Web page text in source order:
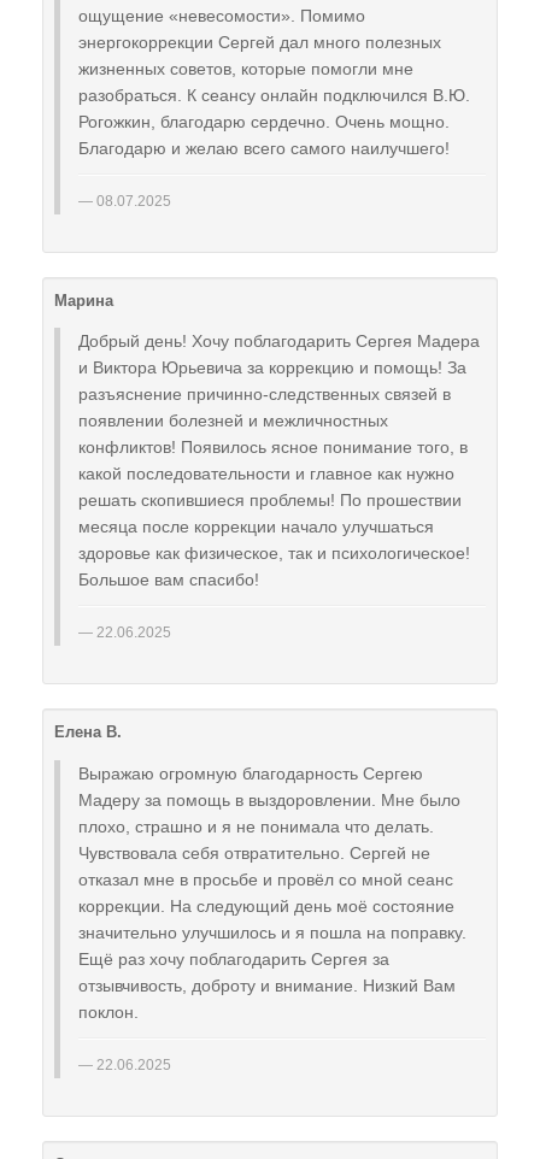
ощущение «невесомости». Помимо
энергокоррекции Сергей дал много полезных
жизненных советов, которые помогли мне
разобраться. К сеансу онлайн подключился В.Ю.
Рогожкин, благодарю сердечно. Очень мощно.
Благодарю и желаю всего самого наилучшего!
08.07.2025
Марина
Добрый день! Хочу поблагодарить Сергея Мадера
и Виктора Юрьевича за коррекцию и помощь! За
разъяснение причинно-следственных связей в
появлении болезней и межличностных
конфликтов! Появилось ясное понимание того, в
какой последовательности и главное как нужно
решать скопившиеся проблемы! По прошествии
месяца после коррекции начало улучшаться
здоровье как физическое, так и психологическое!
Большое вам спасибо!
22.06.2025
Елена В.
Выражаю огромную благодарность Сергею
Мадеру за помощь в выздоровлении. Мне было
плохо, страшно и я не понимала что делать.
Чувствовала себя отвратительно. Сергей не
отказал мне в просьбе и провёл со мной сеанс
коррекции. На следующий день моё состояние
значительно улучшилось и я пошла на поправку.
Ещё раз хочу поблагодарить Сергея за
отзывчивость, доброту и внимание. Низкий Вам
поклон.
22.06.2025